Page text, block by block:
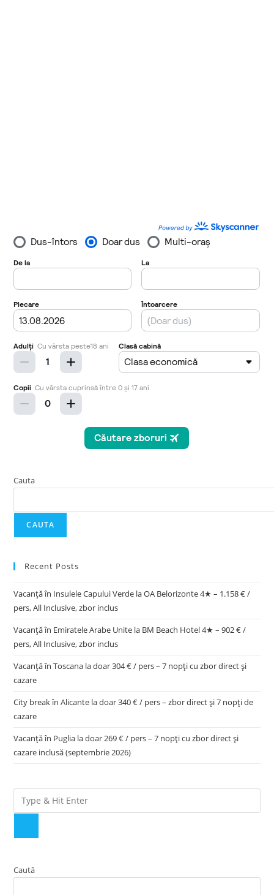
Cauta
CAUTA
Recent Posts
Vacanță în Insulele Capului Verde la OA Belorizonte 4★ – 1.158 € /
pers, All Inclusive, zbor inclus
Vacanță în Emiratele Arabe Unite la BM Beach Hotel 4★ – 902 € /
pers, All Inclusive, zbor inclus
Vacanță în Toscana la doar 304 € / pers – 7 nopți cu zbor direct și
cazare
City break în Alicante la doar 340 € / pers – zbor direct și 7 nopți de
cazare
Vacanță în Puglia la doar 269 € / pers – 7 nopți cu zbor direct și
cazare inclusă (septembrie 2026)
Caută